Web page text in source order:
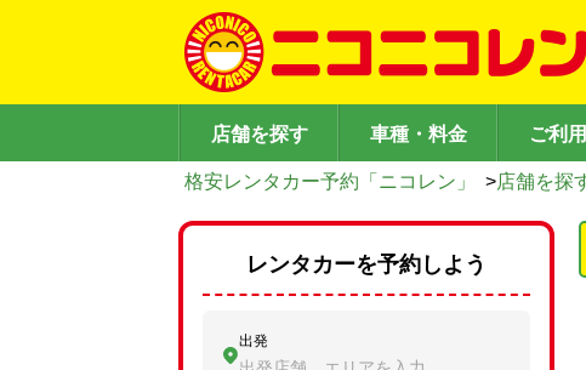
店舗を探す 車種・料金 ご利
格安レンタカー予約「ニコレン」 >店舗を探
レンタカーを予約しよう
出発